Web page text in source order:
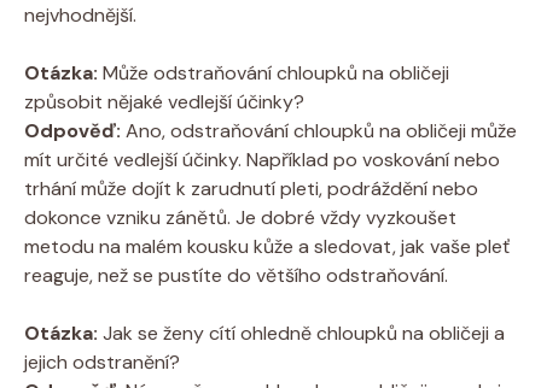
nejvhodnější.
Otázka: Může odstraňování chloupků na obličeji
způsobit nějaké vedlejší účinky?
Odpověď: Ano, odstraňování chloupků na obličeji může
mít určité vedlejší účinky. Například po voskování nebo
trhání může dojít k zarudnutí pleti, podráždění nebo
dokonce vzniku zánětů. Je dobré vždy vyzkoušet
metodu na malém kousku kůže a sledovat, jak vaše pleť
reaguje, než se pustíte do většího odstraňování.
Otázka: Jak se ženy cítí ohledně chloupků na obličeji a
jejich odstranění?